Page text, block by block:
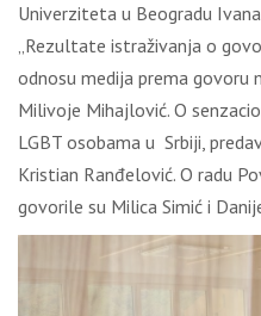
Univerziteta u Beogradu
„Rezultate istraživanja o
odnosu medija prema govoru
Milivoje Mihajlović. O
LGBT osobama u Srbiji,
Kristian Ranđelović. O radu
govorile su Milica Simić i